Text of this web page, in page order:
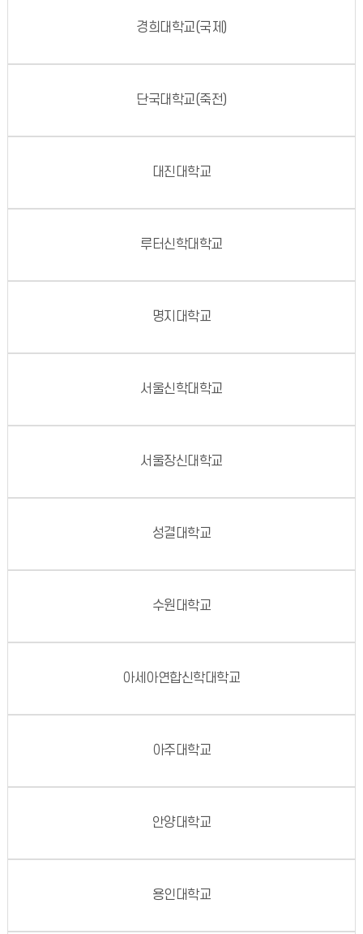
경희대학교(국제)
단국대학교(죽전)
대진대학교
루터신학대학교
명지대학교
서울신학대학교
서울장신대학교
성결대학교
수원대학교
아세아연합신학대학교
아주대학교
안양대학교
용인대학교